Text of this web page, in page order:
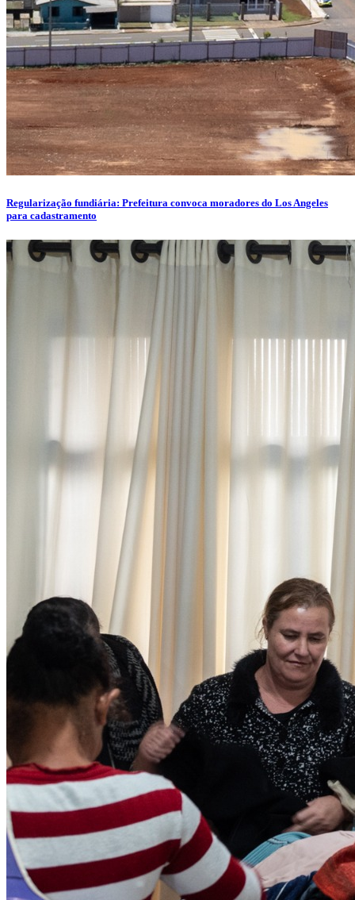
Regularização fundiária: Prefeitura convoca moradores do Los Angeles
para cadastramento